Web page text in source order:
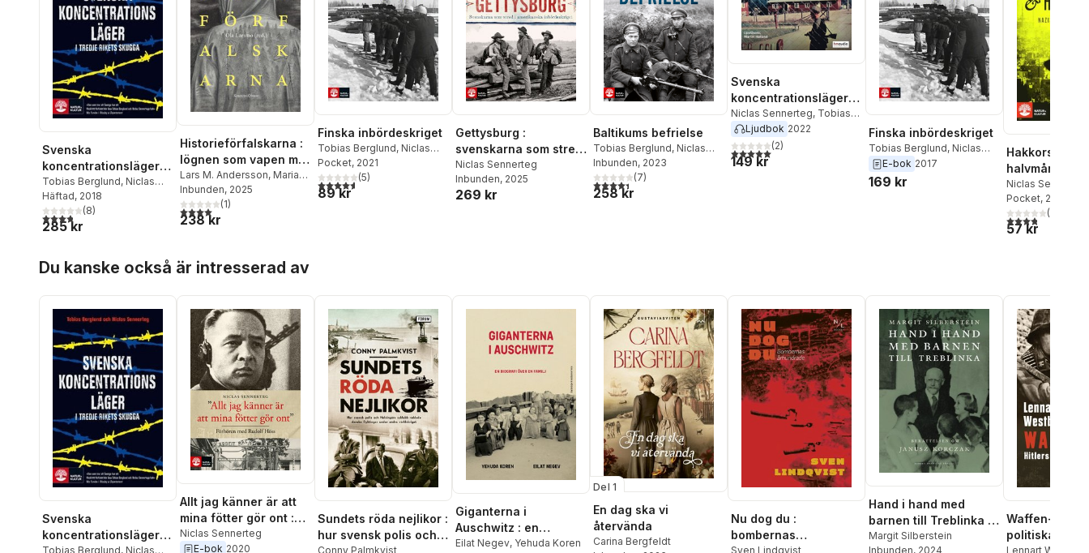
Svenska
koncentrationsläger i
Tredje rikets skugga
Tobias Berglund, Niclas
Sennerteg
Häftad, 2018
3,8utav 5 stjärnor. Totalt antal röster:
(8)
285 kr
Historieförfalskarna :
lögnen som vapen mot
demokratin
Lars M. Andersson, Maria
Björkman, Stefan Jonsson
Rebacka Katz Thor
Larsmo,
Klas Åmark ,Ida Östenberg
Inbunden, 2025
4,0utav 5 stjärnor. Totalt antal röster:
(1)
238 kr
Finska inbördeskriget
Tobias Berglund, Niclas
Sennerteg
Pocket, 2021
4,6utav 5 stjärnor. Totalt antal röster:
(5)
89 kr
Gettysburg :
svenskarna som stred
i amerikanska
inbördeskriget
Niclas Sennerteg
Inbunden, 2025
269 kr
Baltikums befrielse
Tobias Berglund, Niclas
Sennerteg
Inbunden, 2023
4,4utav 5 stjärnor. Totalt antal röster:
(7)
258 kr
Svenska
koncentrationsläger i
Tredje rikets skugga
Niclas Sennerteg, Tobias
Berglund
Ljudbok 2022
5,0utav 5 stjärnor. Totalt antal röster:
(2)
149 kr
Finska inbördeskriget
Tobias Berglund, Niclas
Sennerteg
E-bok 2017
169 kr
Hakkorset och
halvmånen
Niclas Sennerteg
Pocket, 2016
3,8utav 5(
57 kr
Du kanske också är intresserad av
Svenska
koncentrationsläger i
Tobias Berglund, Niclas
Allt jag känner är att
mina fötter gör ont :
förhören med Rudolf
Niclas Sennerteg
E-bok 2020
Sundets röda nejlikor :
hur svensk polis och
Conny Palmkvist
Giganterna i
Auschwitz : en
biografi över en familj
Eilat Negev, Yehuda Koren
Del 1
En dag ska vi
återvända
Carina Bergfeldt
Nu dog du :
bombernas
Sven Lindqvist
Hand i hand med
barnen till Treblinka :
berättelsen om
Margit Silberstein
Inbunden, 2024
Waffen-SS :
politiska
Lennart